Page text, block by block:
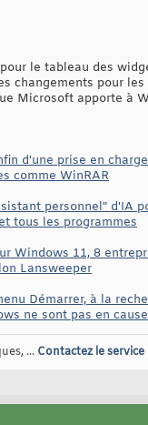
le tableau des
changements pour
Microsoft apporte à
d'une prise en
comme WinRAR
personnel" d'IA
tous les programmes
Windows 11, 8
Lansweeper
Démarrer, à la
ne sont pas en cause
... Contactez le service